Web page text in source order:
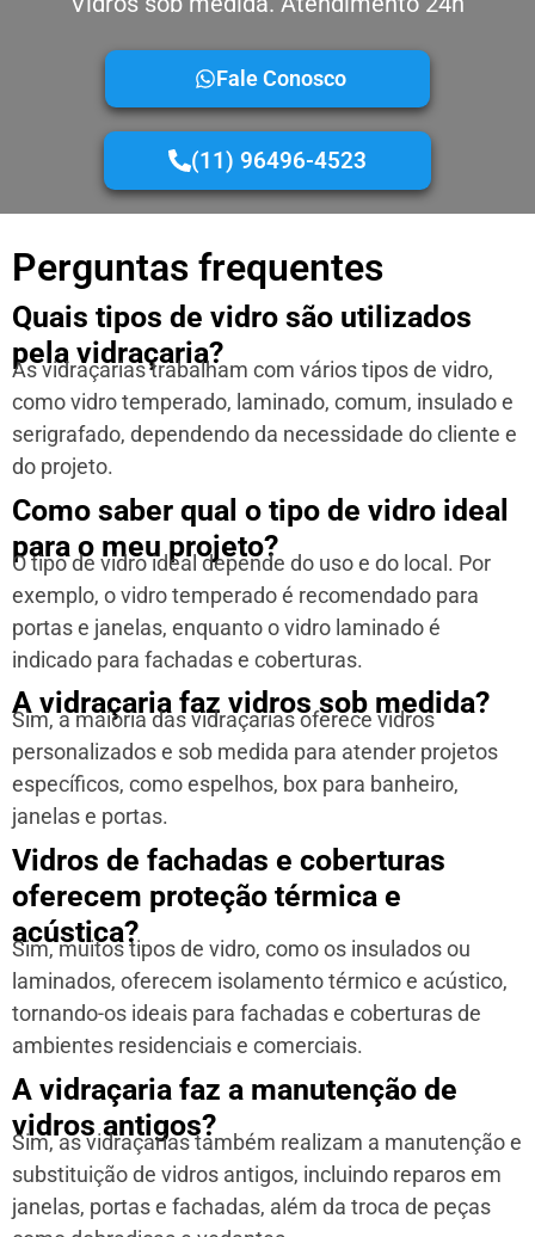
Fale Conosco
(11) 96496-4523
Perguntas frequentes
Quais tipos de vidro são utilizados
pela vidraçaria?
As vidraçarias trabalham com vários tipos de vidro,
como vidro temperado, laminado, comum, insulado e
serigrafado, dependendo da necessidade do cliente e
do projeto.
Como saber qual o tipo de vidro ideal
para o meu projeto?
O tipo de vidro ideal depende do uso e do local. Por
exemplo, o vidro temperado é recomendado para
portas e janelas, enquanto o vidro laminado é
indicado para fachadas e coberturas.
A vidraçaria faz vidros sob medida?
Sim, a maioria das vidraçarias oferece vidros
personalizados e sob medida para atender projetos
específicos, como espelhos, box para banheiro,
janelas e portas.
Vidros de fachadas e coberturas
oferecem proteção térmica e
acústica?
Sim, muitos tipos de vidro, como os insulados ou
laminados, oferecem isolamento térmico e acústico,
tornando-os ideais para fachadas e coberturas de
ambientes residenciais e comerciais.
A vidraçaria faz a manutenção de
vidros antigos?
Sim, as vidraçarias também realizam a manutenção e
substituição de vidros antigos, incluindo reparos em
janelas, portas e fachadas, além da troca de peças